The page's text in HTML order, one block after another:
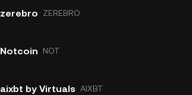
zerebro ZEREBRO
Notcoin NOT
aixbt by Virtuals AIXBT